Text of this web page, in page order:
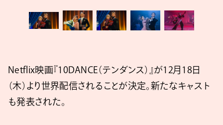
Netflix映画『10DANCE（テンダンス）』が12月18日
（木）より世界配信されることが決定。新たなキャスト
も発表された。